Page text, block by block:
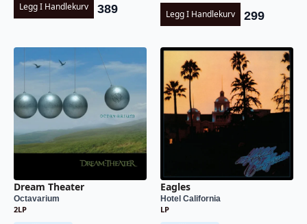
Legg I Handlekurv 389 Legg I Handlekurv 299
Dream Theater
Octavarium
2LP
Eagles
Hotel California
LP